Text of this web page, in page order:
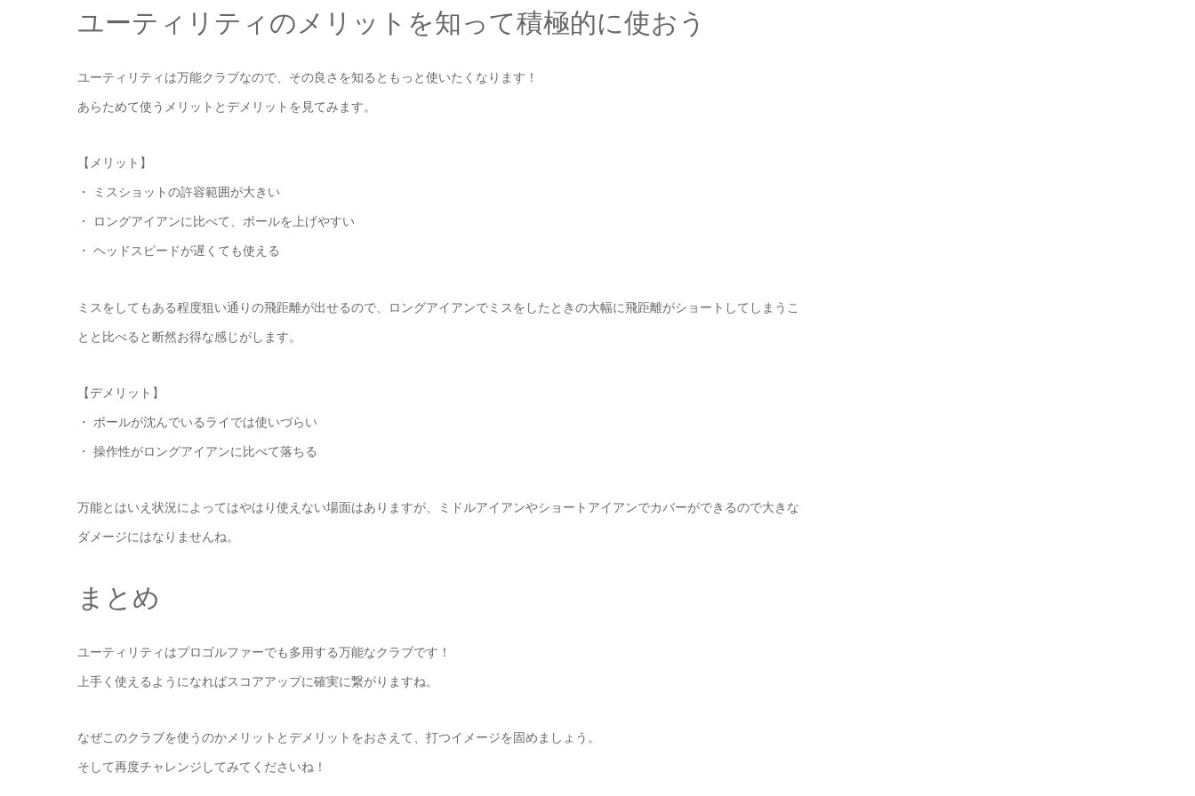
ユーティリティのメリットを知って積極的に使おう
ユーティリティは万能クラブなので、その良さを知るともっと使いたくなります！
あらためて使うメリットとデメリットを見てみます。
【メリット】
・ ミスショットの許容範囲が大きい
・ ロングアイアンに比べて、ボールを上げやすい
・ ヘッドスピードが遅くても使える
ミスをしてもある程度狙い通りの飛距離が出せるので、ロングアイアンでミスをしたときの大幅に飛距離がショートしてしまうこ
とと比べると断然お得な感じがします。
【デメリット】
・ ボールが沈んでいるライでは使いづらい
・ 操作性がロングアイアンに比べて落ちる
万能とはいえ状況によってはやはり使えない場面はありますが、ミドルアイアンやショートアイアンでカバーができるので大きな
ダメージにはなりませんね。
まとめ
ユーティリティはプロゴルファーでも多用する万能なクラブです！
上手く使えるようになればスコアアップに確実に繋がりますね。
なぜこのクラブを使うのかメリットとデメリットをおさえて、打つイメージを固めましょう。
そして再度チャレンジしてみてくださいね！